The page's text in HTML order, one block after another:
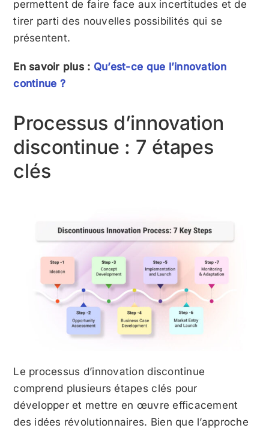
permettent de faire face aux incertitudes et de
tirer parti des nouvelles possibilités qui se
présentent.
En savoir plus : Qu’est-ce que l’innovation
continue ?
Processus d’innovation
discontinue : 7 étapes
clés
Le processus d’innovation discontinue
comprend plusieurs étapes clés pour
développer et mettre en œuvre efficacement
des idées révolutionnaires. Bien que l’approche